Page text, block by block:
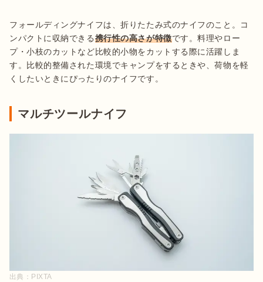
フォールディングナイフは、折りたたみ式のナイフのこと。コ
ンパクトに収納できる携行性の高さが特徴です。料理やロー
プ・小枝のカットなど比較的小物をカットする際に活躍しま
す。比較的整備された環境でキャンプをするときや、荷物を軽
くしたいときにぴったりのナイフです。
マルチツールナイフ
出典： PIXTA